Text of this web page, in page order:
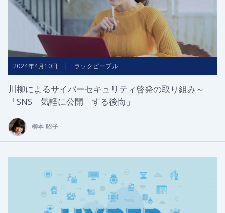
2024年4月10日 | ラックピープル
川柳によるサイバーセキュリティ啓発の取り組み～
「SNS 気軽に公開 する後悔」
柳本 昭子